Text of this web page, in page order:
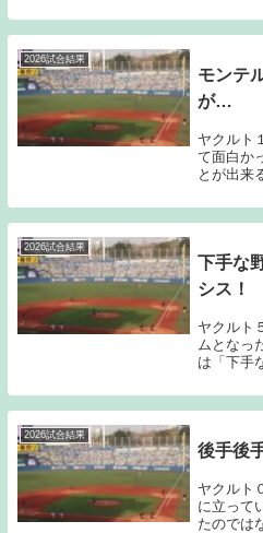
ーヒット
ンホーム
2026試合結果
モンテ
が…
ヤクルト
て面白か
とが出来
のだが、
面で、昨
2026試合結果
下手な
シス！
ヤクルト
ムとなっ
は「下手
のだが、
ナのタイ
2026試合結果
後手後
ヤクルト
に立って
たのでは